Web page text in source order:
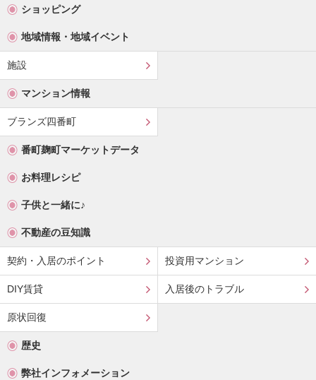
ショッピング
地域情報・地域イベント
施設
マンション情報
ブランズ四番町
番町麹町マーケットデータ
お料理レシピ
子供と一緒に♪
不動産の豆知識
契約・入居のポイント 投資用マンション
DIY賃貸 入居後のトラブル
原状回復
歴史
弊社インフォメーション